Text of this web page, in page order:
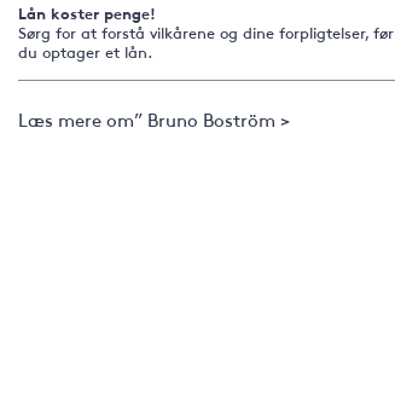
Lån koster penge!
Sørg for at forstå vilkårene og dine forpligtelser, før
du optager et lån.
Læs mere om” Bruno Boström >